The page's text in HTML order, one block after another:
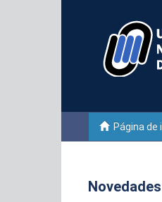
Página de
Novedades